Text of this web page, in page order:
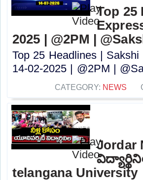
Top 25
2025 | @2PM |
Top 25 Headlines |
14-02-2025 | @2PM |
CATEGORY: NEWS
Jordar
telangana University